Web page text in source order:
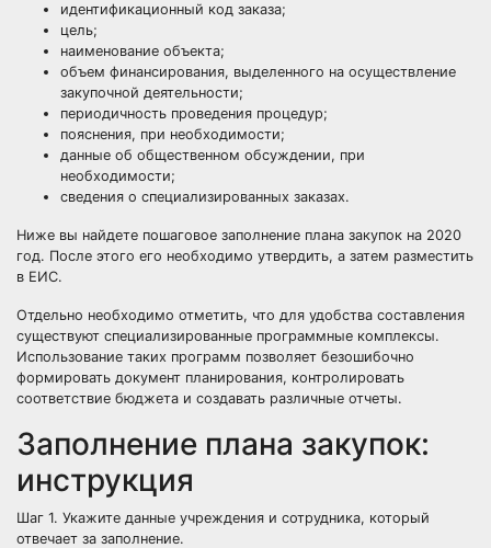
идентификационный код заказа;
цель;
наименование объекта;
объем финансирования, выделенного на осуществление
закупочной деятельности;
периодичность проведения процедур;
пояснения, при необходимости;
данные об общественном обсуждении, при
необходимости;
сведения о специализированных заказах.
Ниже вы найдете пошаговое заполнение плана закупок на 2020
год. После этого его необходимо утвердить, а затем разместить
в ЕИС.
Отдельно необходимо отметить, что для удобства составления
существуют специализированные программные комплексы.
Использование таких программ позволяет безошибочно
формировать документ планирования, контролировать
соответствие бюджета и создавать различные отчеты.
Заполнение плана закупок:
инструкция
Шаг 1. Укажите данные учреждения и сотрудника, который
отвечает за заполнение.